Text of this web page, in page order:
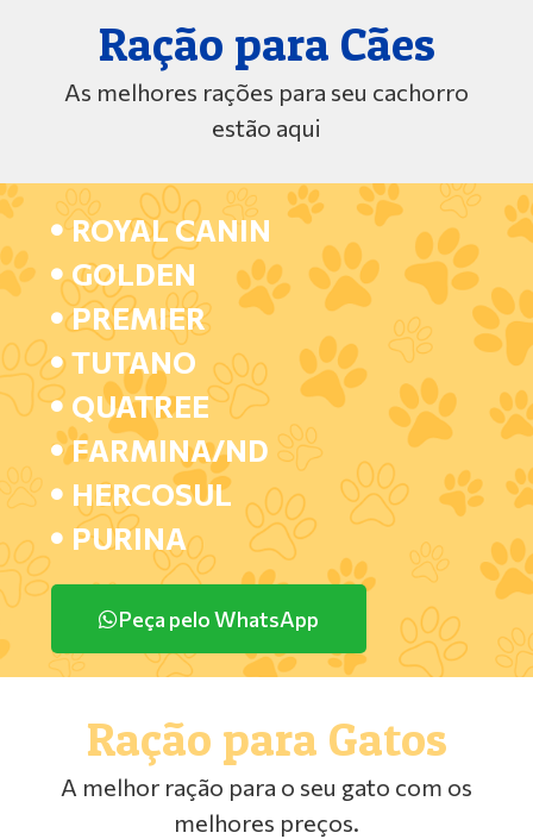
Ração para Cães
As melhores rações para seu cachorro
estão aqui
ROYAL CANIN
GOLDEN
PREMIER
TUTANO
QUATREE
FARMINA/ND
HERCOSUL
PURINA
Peça pelo WhatsApp
Ração para Gatos
A melhor ração para o seu gato com os
melhores preços.